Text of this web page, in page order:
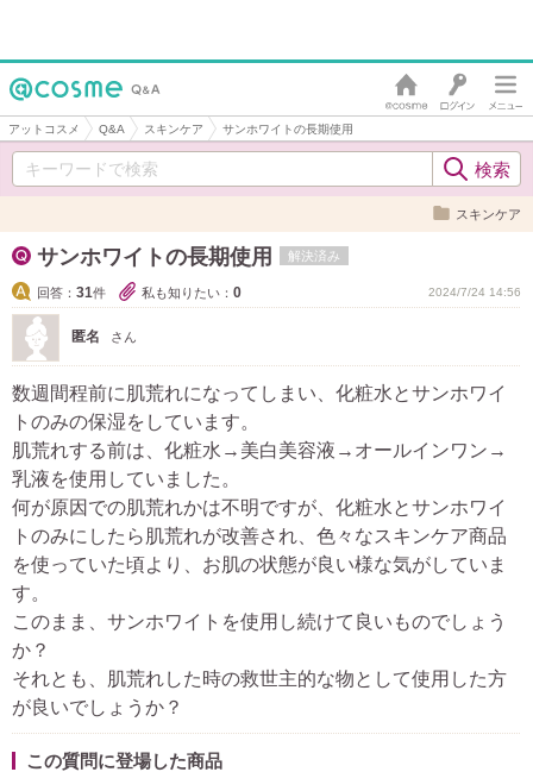
アットコスメ Q&A スキンケア サンホワイトの長期使用
スキンケア
サンホワイトの長期使用 解決済み
回答： 31件 私も知りたい： 0 2024/7/24 14:56
匿名 さん
数週間程前に肌荒れになってしまい、化粧水とサンホワイ
トのみの保湿をしています。
肌荒れする前は、化粧水→美白美容液→オールインワン→
乳液を使用していました。
何が原因での肌荒れかは不明ですが、化粧水とサンホワイ
トのみにしたら肌荒れが改善され、色々なスキンケア商品
を使っていた頃より、お肌の状態が良い様な気がしていま
す。
このまま、サンホワイトを使用し続けて良いものでしょう
か？
それとも、肌荒れした時の救世主的な物として使用した方
が良いでしょうか？
この質問に登場した商品